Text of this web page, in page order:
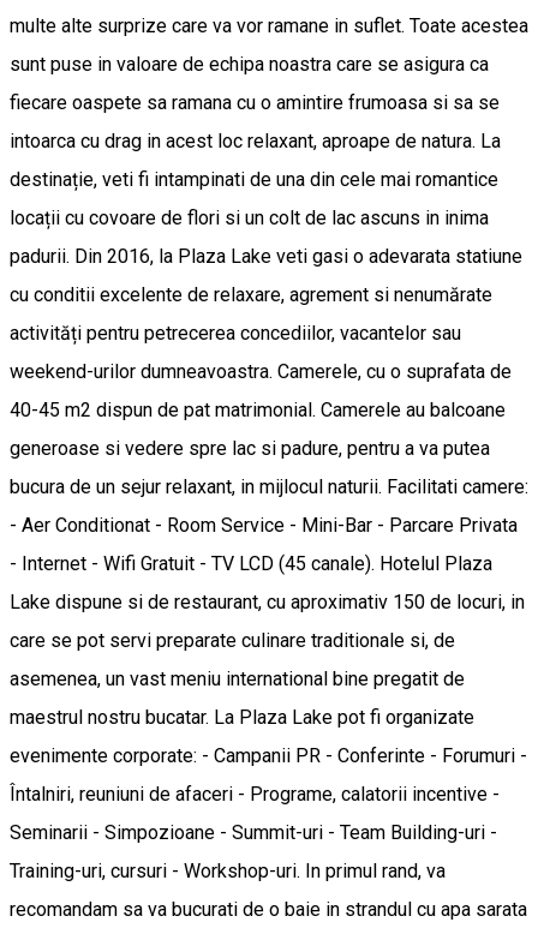
multe alte surprize care va vor ramane in suflet. Toate acestea
sunt puse in valoare de echipa noastra care se asigura ca
fiecare oaspete sa ramana cu o amintire frumoasa si sa se
intoarca cu drag in acest loc relaxant, aproape de natura. La
destinație, veti fi intampinati de una din cele mai romantice
locații cu covoare de flori si un colt de lac ascuns in inima
padurii. Din 2016, la Plaza Lake veti gasi o adevarata statiune
cu conditii excelente de relaxare, agrement si nenumărate
activități pentru petrecerea concediilor, vacantelor sau
weekend-urilor dumneavoastra. Camerele, cu o suprafata de
40-45 m2 dispun de pat matrimonial. Camerele au balcoane
generoase si vedere spre lac si padure, pentru a va putea
bucura de un sejur relaxant, in mijlocul naturii. Facilitati camere:
- Aer Conditionat - Room Service - Mini-Bar - Parcare Privata
- Internet - Wifi Gratuit - TV LCD (45 canale). Hotelul Plaza
Lake dispune si de restaurant, cu aproximativ 150 de locuri, in
care se pot servi preparate culinare traditionale si, de
asemenea, un vast meniu international bine pregatit de
maestrul nostru bucatar. La Plaza Lake pot fi organizate
evenimente corporate: - Campanii PR - Conferinte - Forumuri -
Întalniri, reuniuni de afaceri - Programe, calatorii incentive -
Seminarii - Simpozioane - Summit-uri - Team Building-uri -
Training-uri, cursuri - Workshop-uri. In primul rand, va
recomandam sa va bucurati de o baie in strandul cu apa sarata